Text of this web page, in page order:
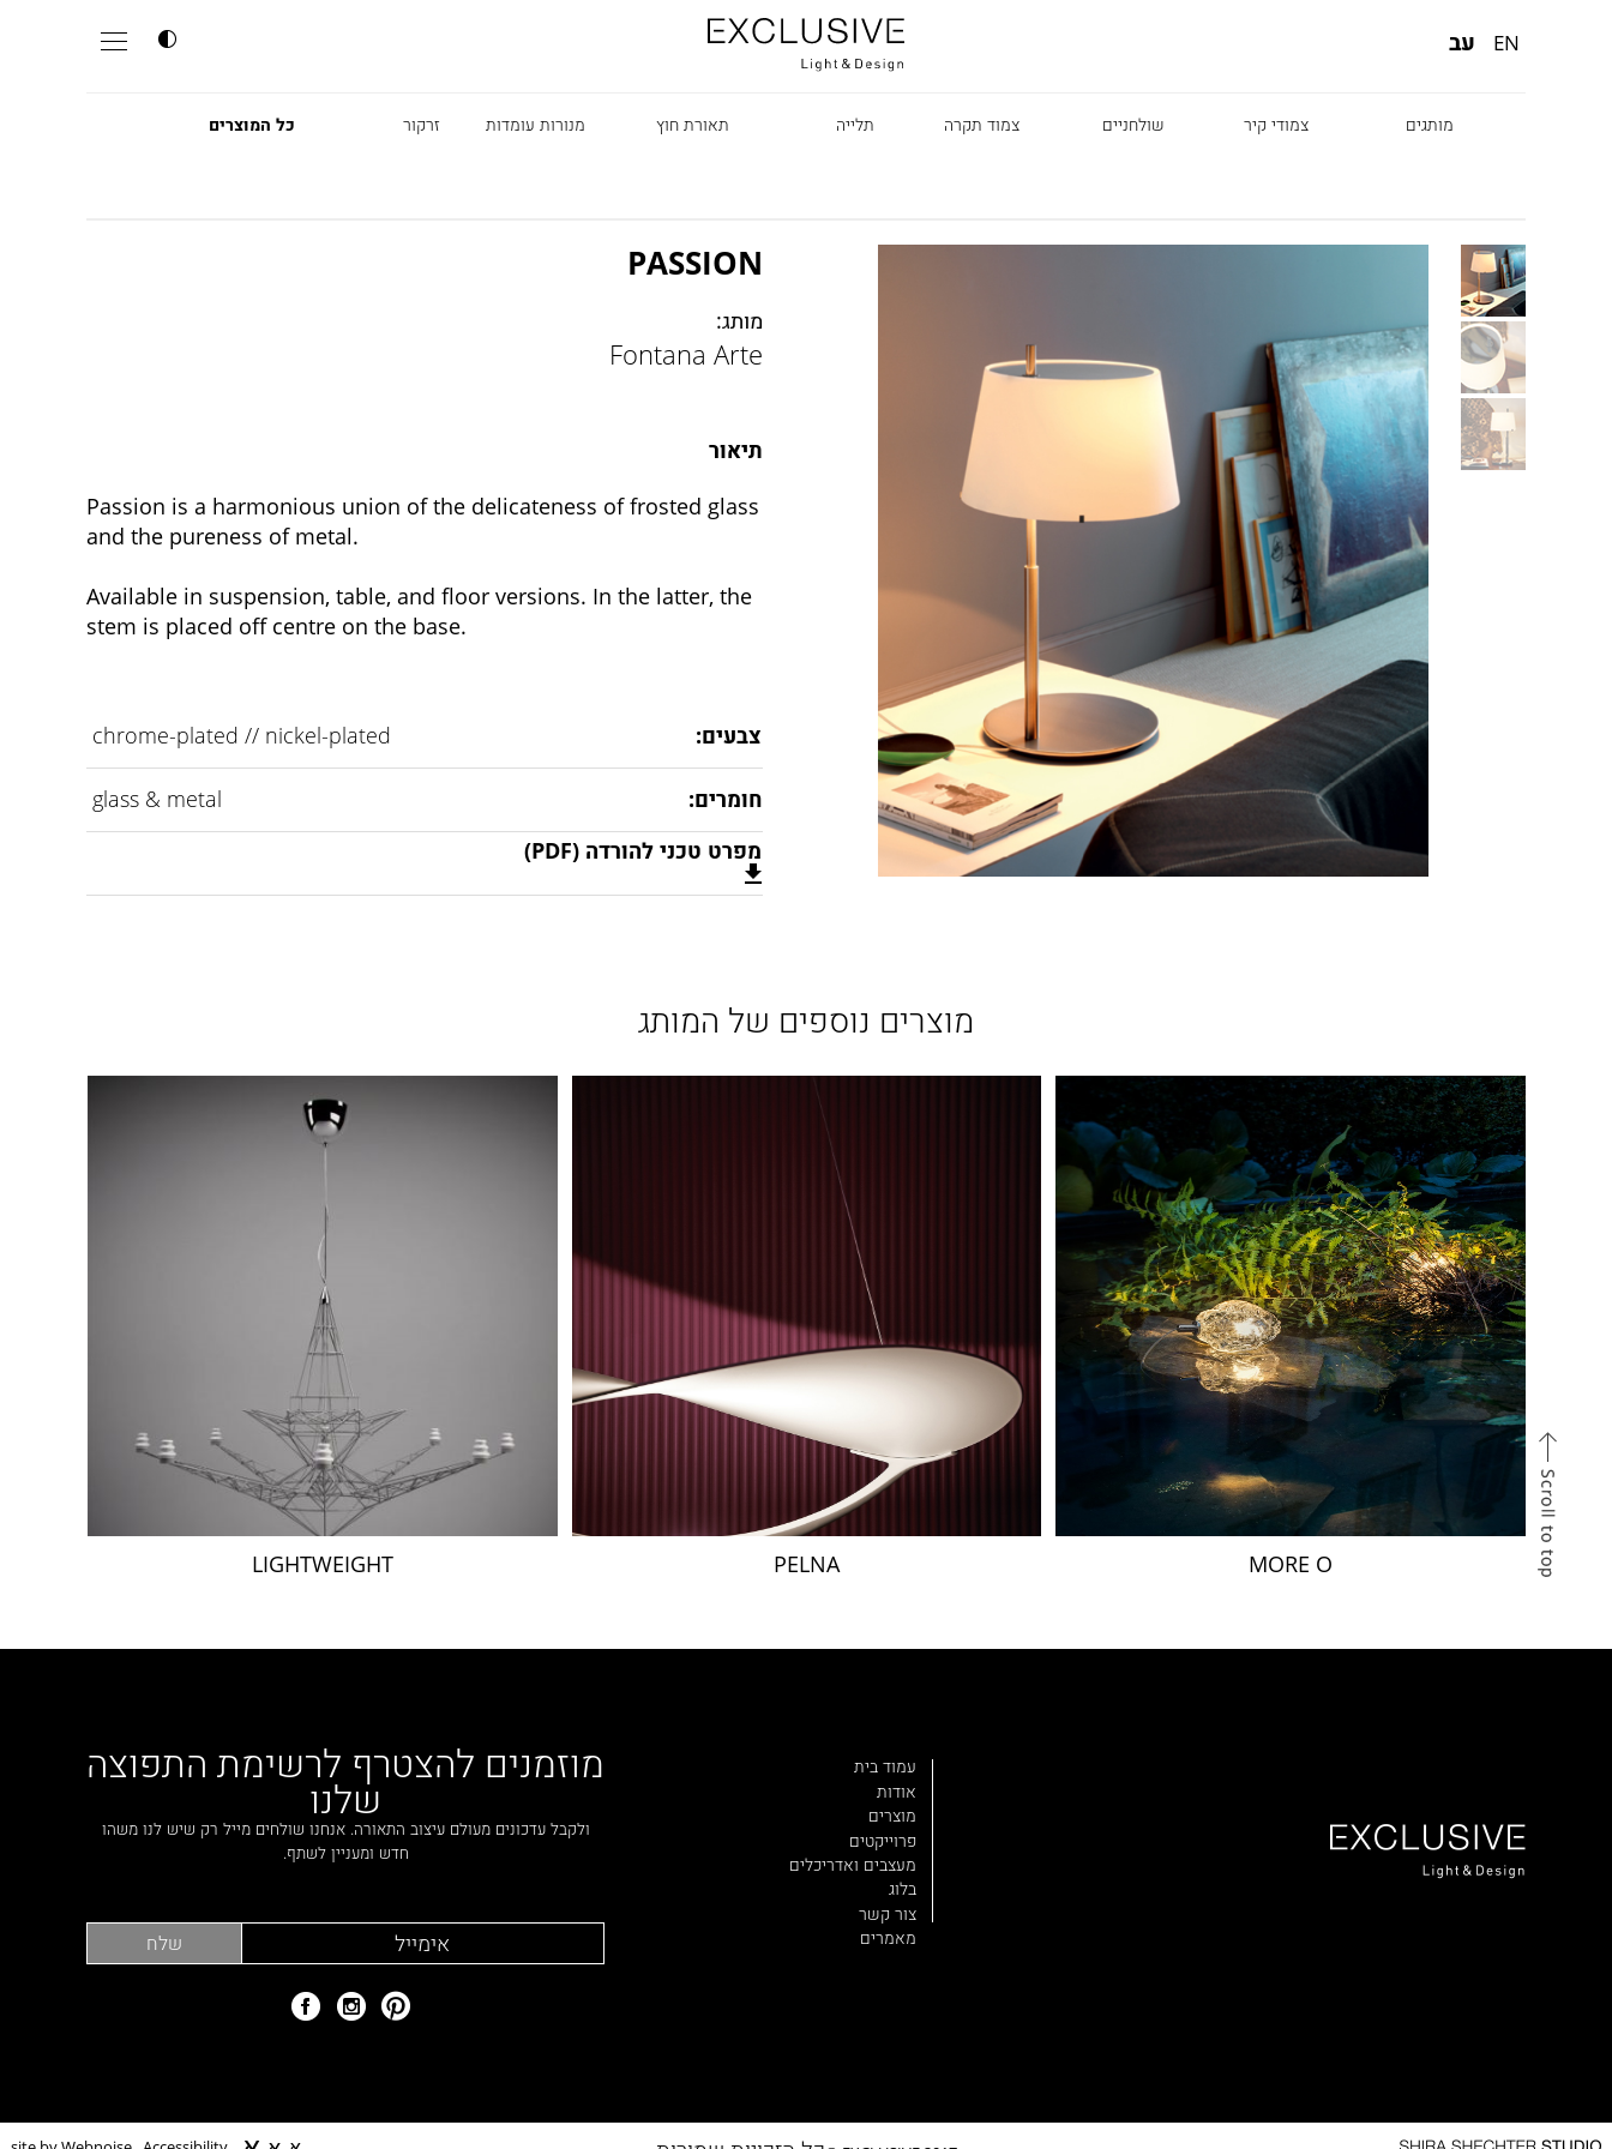
EN עב
מותגים צמודי קיר שולחניים צמוד תקרה תלייה תאורת חוץ מנורות עומדות זרקור כל המוצרים
Leds c4
Kreon
Lambert & Fils
Roger Pradier
Catellani &
Smith
Tobias Grau
Grok
PASSION
מותג:
Fontana Arte
תיאור
Passion is a harmonious union of the delicateness of frosted glass
and the pureness of metal.
Available in suspension, table, and floor versions. In the latter, the
stem is placed off centre on the base.
צבעים: chrome-plated // nickel-plated
חומרים:
glass & metal
מפרט טכני להורדה (PDF)
מוצרים נוספים של המותג
MORE O
PELNA
LIGHTWEIGHT
מוזמנים להצטרף לרשימת התפוצה
שלנו
ולקבל עדכונים מעולם עיצוב התאורה. אנחנו שולחים מייל רק שיש לנו משהו
חדש ומעניין לשתף.
עמוד בית
אודות
מוצרים
פרוייקטים
מעצבים ואדריכלים
בלוג
צור קשר
מאמרים